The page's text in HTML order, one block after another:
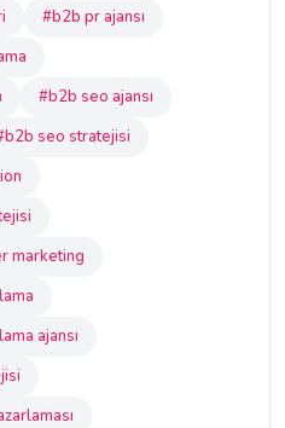
#b2b pr ajansı
#b2b seo ajansı
seo stratejisi
marketing
ajansı